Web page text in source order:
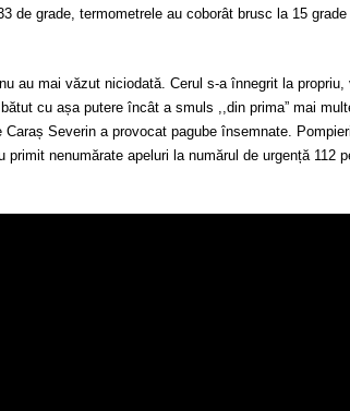
de grade, termometrele au coborât brusc la 15
au mai văzut niciodată. Cerul s-a înnegrit la
cu așa putere încât a smuls ,,din prima” mai
Caraș Severin a provocat pagube însemnate.
primit nenumărate apeluri la numărul de urgență 112